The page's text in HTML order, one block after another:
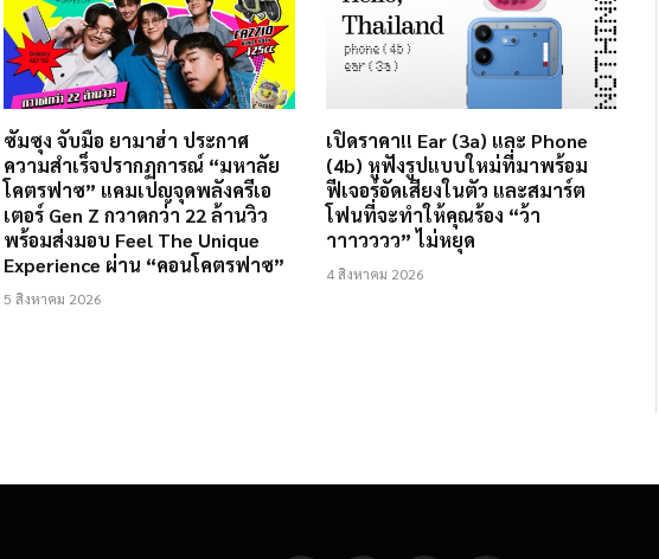
ซัมซุง จับมือ ยามาฮ่า ประกาศ
ความสำเร็จปรากฏการณ์ “มหาลัย
โคตรฟาซ” แคมเปญจุดพลังครีเอ
เตอร์ Gen Z กวาดกว่า 22 ล้านวิว
พร้อมส่งมอบ Feel The Unique
Experience ผ่าน “คอนโคตรฟาซ”
5 สิงหาคม 2026
เปิดราคา!! Ear (3a) และ Phone
(4b) หูฟังรูปแบบใหม่ที่มาพร้อม
ฟีเจอร์อัดเสียงในตัว และสมาร์ต
โฟนที่จะทำให้คุณร้อง “ว้า
าาาวววว” ไม่หยุด
4 สิงหาคม 2026